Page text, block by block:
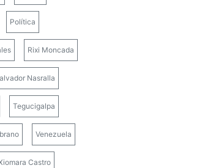
Política
Rixi Moncada
Nasralla
Tegucigalpa
Venezuela
Castro